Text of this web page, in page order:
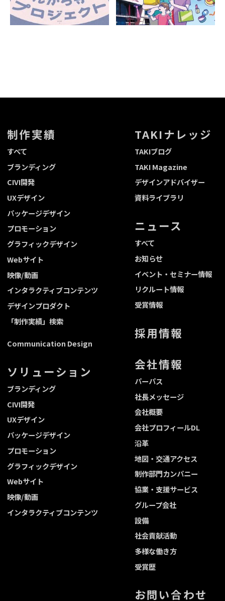
制作実績
すべて
ブランディング
CIVI開発
UXデザイン
パッケージデザイン
プロモーション
グラフィックデザイン
Webサイト
映像/動画
インタラクティブコンテンツ
デザインプロダクト
「制作実績」検索
Communication Design
ソリューション
ブランディング
CIVI開発
UXデザイン
パッケージデザイン
プロモーション
グラフィックデザイン
Webサイト
映像/動画
インタラクティブコンテンツ
TAKIナレッジ
TAKIブログ
TAKI Magazine
デザインアドバイザー
資料ライブラリ
ニュース
すべて
お知らせ
イベント・セミナー情報
リクルート情報
受賞情報
採用情報
会社情報
パーパス
社長メッセージ
会社概要
会社プロフィールDL
沿革
地図・交通アクセス
制作部門カンパニー
協業・支援サービス
グループ会社
設備
社会貢献活動
多様な働き方
受賞歴
お問い合わせ